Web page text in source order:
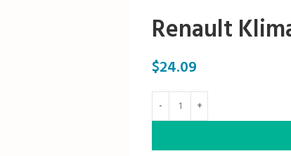
Renault
$24.09